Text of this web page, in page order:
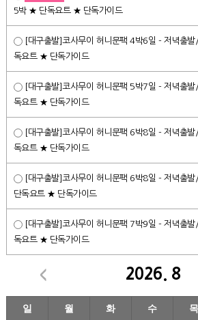
5박 ★ 단독요트 ★ 단독가이드
[대구출발]코사무이 허니문팩 4박6일 - 저녁출
독요트 ★ 단독가이드
[대구출발]코사무이 허니문팩 5박7일 - 저녁출
독요트 ★ 단독가이드
[대구출발]코사무이 허니문팩 6박8일 - 저녁출
독요트 ★ 단독가이드
[대구출발]코사무이 허니문팩 6박8일 - 저녁출
단독요트 ★ 단독가이드
[대구출발]코사무이 허니문팩 7박9일 - 저녁출
독요트 ★ 단독가이드
2026. 8